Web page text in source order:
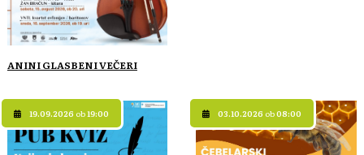
ANINI GLASBENI VEČERI
19.09.2026 ob19:00 03.10.2026 ob08:00